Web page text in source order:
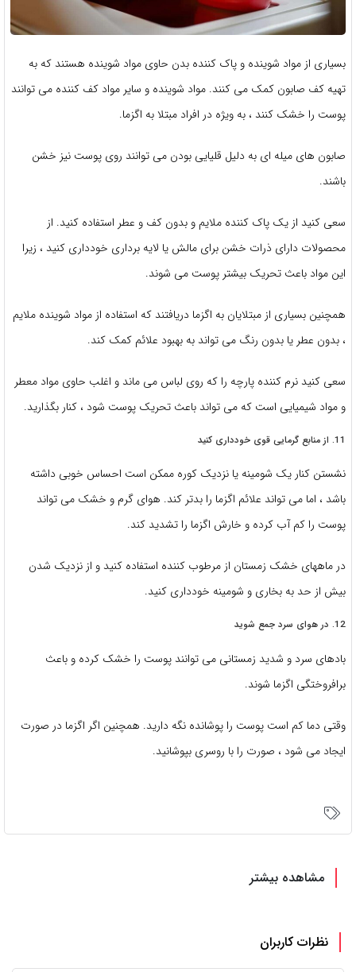
بسیاری از مواد شوینده و پاک کننده بدن حاوی مواد شوینده هستند که به
تهیه کف صابون کمک می کنند. مواد شوینده و سایر مواد کف کننده می توانند
پوست را خشک کنند ، به ویژه در افراد مبتلا به اگزما.
صابون های میله ای به دلیل قلیایی بودن می توانند روی پوست نیز خشن
باشند.
سعی کنید از یک پاک کننده ملایم و بدون کف و عطر استفاده کنید. از
محصولات دارای ذرات خشن برای مالش یا لایه برداری خودداری کنید ، زیرا
این مواد باعث تحریک بیشتر پوست می شوند.
همچنین بسیاری از مبتلایان به اگزما دریافتند که استفاده از مواد شوینده ملایم
، بدون عطر یا بدون رنگ می تواند به بهبود علائم کمک کند.
سعی کنید نرم کننده پارچه را که روی لباس می ماند و اغلب حاوی مواد معطر
و مواد شیمیایی است که می تواند باعث تحریک پوست شود ، کنار بگذارید.
11. از منابع گرمایی قوی خودداری کنید
نشستن کنار یک شومینه یا نزدیک کوره ممکن است احساس خوبی داشته
باشد ، اما می تواند علائم اگزما را بدتر کند. هوای گرم و خشک می تواند
پوست را کم آب کرده و خارش اگزما را تشدید کند.
در ماههای خشک زمستان از مرطوب کننده استفاده کنید و از نزدیک شدن
بیش از حد به بخاری و شومینه خودداری کنید.
12. در هوای سرد جمع شوید
بادهای سرد و شدید زمستانی می توانند پوست را خشک کرده و باعث
برافروختگی اگزما شوند.
وقتی دما کم است پوست را پوشانده نگه دارید. همچنین اگر اگزما در صورت
ایجاد می شود ، صورت را با روسری بپوشانید.
مشاهده بیشتر
نظرات کاربران